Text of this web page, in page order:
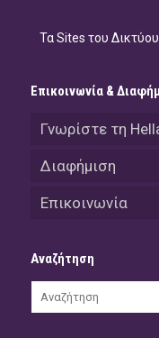
Τα Sites του Δικτύου
Επικοινωνία &
Γνωρίστε τη
Διαφήμιση
Επικοινωνία
Αναζήτηση